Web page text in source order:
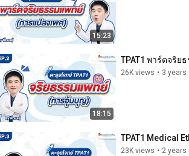
15:23
18:15
TPAT1 พาร์ตจริย
26K views • 3 years
TPAT1 Medical
23K views • 2 years